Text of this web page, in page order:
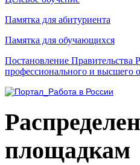
Памятка для абитуриента
Памятка для обучающихся
Постановление Правительства
профессионального и высшего
площадкам